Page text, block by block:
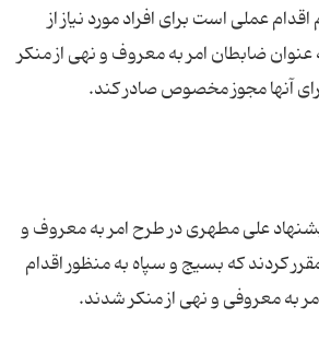
عملی است برای افراد مورد نیاز از
ضابطان امر به معروف و نهی از منکر
علی مطهری در طرح امر به معروف و
کردند که بسیج و سپاه به منظور اقدام